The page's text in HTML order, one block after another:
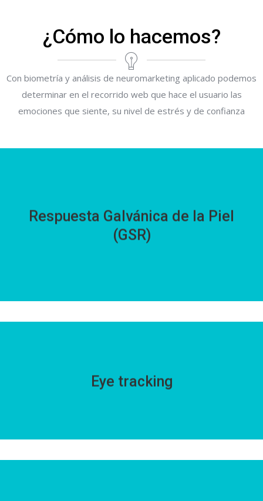
¿Cómo lo hacemos?
Con biometría y análisis de neuromarketing aplicado podemos
determinar en el recorrido web que hace el usuario las
emociones que siente, su nivel de estrés y de confianza
Respuesta Galvánica de la Piel
(GSR)
Al medir de la micro sudoración de la piel podemos analizar
la intensidad emocional mientras los usuarios navegan el
Eye tracking
A través de mapas de calor identificamos cuáles son las
áreas en las que se concentran los ojos del usuario, esta